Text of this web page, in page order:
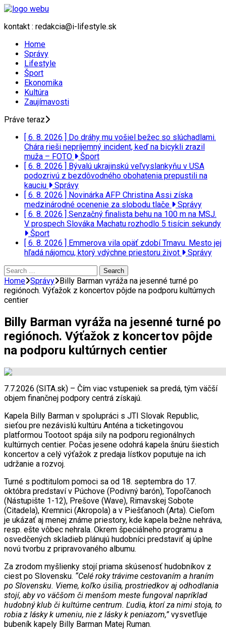
kontakt : redakcia@i-lifestyle.sk
Home
Správy
Lifestyle
Šport
Ekonomika
Kultúra
Zaujímavosti
Práve teraz
[ 6. 8. 2026 ] Do dráhy mu vošiel bežec so slúchadlami.
Chára rieši nepríjemný incident, keď na bicykli zrazil
muža – FOTO
Šport
[ 6. 8. 2026 ] Bývalú ukrajinskú veľvyslankyňu v USA
podozrivú z bezdôvodného obohatenia prepustili na
kauciu
Správy
[ 6. 8. 2026 ] Novinárka AFP Christina Assi získa
medzinárodné ocenenie za slobodu tlače
Správy
[ 6. 8. 2026 ] Senzačný finalista behu na 100 m na MSJ.
V prospech Slováka Machatu rozhodlo 5 tisícin sekundy
Šport
[ 6. 8. 2026 ] Emmerova vila opäť zdobí Trnavu. Mesto jej
hľadá nájomcu, ktorý vdýchne priestoru život
Správy
Search
for:
Home Správy Billy Barman vyráža na jesenné turné po
regiónoch. Výťažok z koncertov pôjde na podporu kultúrnych
centier
Billy Barman vyráža na jesenné turné po
regiónoch. Výťažok z koncertov pôjde
na podporu kultúrnych centier
7.7.2026 (SITA.sk) – Čím viac vstupeniek sa predá, tým väčší
objem finančnej podpory centrá získajú.
Kapela Billy Barman v spolupráci s JTI Slovak Republic,
sieťou pre nezávislú kultúru Anténa a ticketingovou
platformou Tootoot spája sily na podporu regionálnych
kultúrnych centier. Počas jesene odohrá kapela šnúru šiestich
koncertov a celý výťažok z predaja lístkov poputuje na ich
udržanie a rozvoj.
Turné s podtitulom pomoci sa od 18. septembra do 17.
októbra predstaví v Púchove (Podivný barón), Topoľčanoch
(Nástupište 1-12), Prešove (Wave), Rimavskej Sobote
(Citadela), Kremnici (Akropola) a v Piešťanoch (Arta). Cieľom
je ukázať aj menej známe priestory, kde kapela bežne nehráva,
resp. ešte vôbec nehrala. Okrem špeciálneho programu a
osvedčených skladieb plánujú hudobníci predstaviť aj úplne
novú tvorbu z pripravovaného albumu.
Za zrodom myšlienky stojí priama skúsenosť hudobníkov z
ciest po Slovensku. “Celé roky trávime cestovaním a hraním
po Slovensku. Vieme, koľko úsilia, prostriedkov aj odhodlania
stojí, aby vo väčšom či menšom meste fungoval napríklad
hudobný klub či kultúrne centrum. Ľudia, ktorí za nimi stoja, to
robia z lásky k umeniu, nie z lásky k peniazom,”vysvetľuje
bubeník kapely Billy Barman Matej Ruman.